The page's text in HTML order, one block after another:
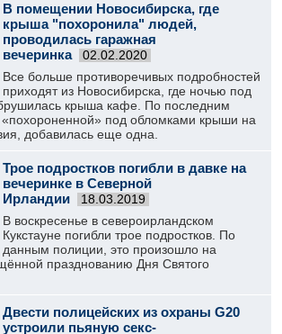
В помещении Новосибирска, где
крыша "похоронила" людей,
проводилась гаражная
вечеринка
02.02.2020
Все больше противоречивых подробностей
приходят из Новосибирска, где ночью под
крыша кафе. По последним
под обломками крыши на
добавилась еще одна.
Трое подростков погибли в давке на
вечеринке в Северной
Ирландии
18.03.2019
В воскресенье в североирландском
Кукстауне погибли трое подростков. По
данным полиции, это произошло на
празднованию Дня Святого
Двести полицейских из охраны G20
устроили пьяную секс-